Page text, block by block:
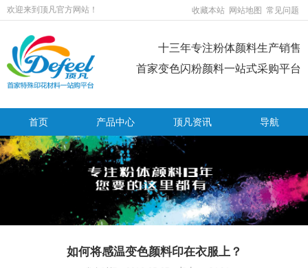
欢迎来到顶凡官方网站！ 收藏本站 网站地图 常见问题
十三年专注粉体颜料生产销售
首家变色闪粉颜料一站式采购平台
首页 产品中心 顶凡资讯 导航
如何将感温变色颜料印在衣服上？